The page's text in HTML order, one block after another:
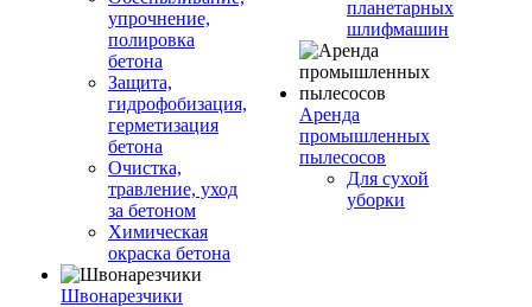
упрочнение,
полировка
бетона
Защита,
гидрофобизация,
герметизация
бетона
Очистка,
травление, уход
за бетоном
Химическая
окраска бетона
Швонарезчики
планетарных
шлифмашин
Аренда
промышленных
пылесосов
Для сухой
уборки